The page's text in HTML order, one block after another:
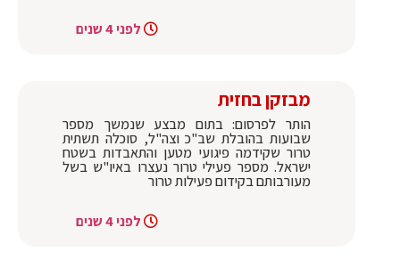
לפני 4 שנים
מבזקן בחזית
הותר לפרסום: בתום מבצע שנמשך מספר
שבועות בהובלת שב"כ וצה"ל, סוכלה תשתית
טרור שקידמה פיגועי מטען והתאבדות בשטח
ישראל. מספר פעילי טרור נעצרו באיו"ש בשל
מעורבותם בקידום פעילות טרור
לפני 4 שנים